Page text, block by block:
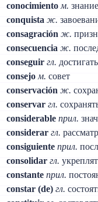
conocimiento м.
conquista ж.
consagración ж.
consecuencia ж.
conseguir гл.
consejo м. совет
conservación ж.
conservar гл.
considerable прил.
considerar гл.
consiguiente прил.
consolidar гл.
constante прил.
constar (de) гл.